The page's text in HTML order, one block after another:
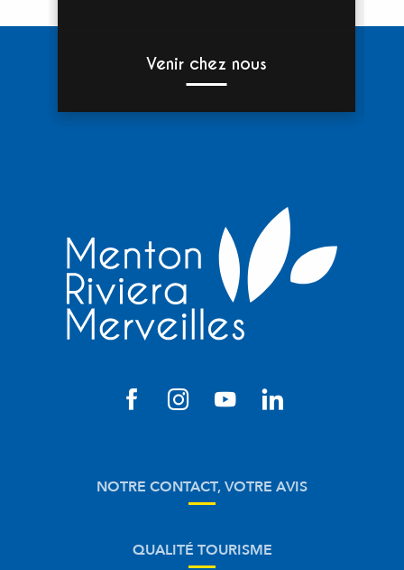
Venir chez nous
NOTRE CONTACT, VOTRE AVIS
QUALITÉ TOURISME